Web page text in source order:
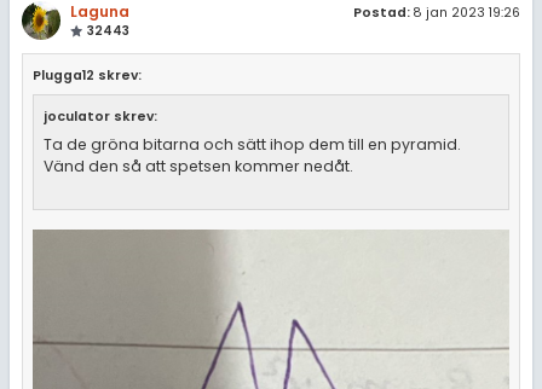
Laguna
32443
Postad: 8 jan 2023 19:26
Plugga12 skrev:
joculator skrev:
Ta de gröna bitarna och sätt ihop dem till en pyramid.
Vänd den så att spetsen kommer nedåt.